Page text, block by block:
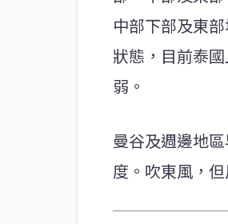
中部下部及東
狀態，目前泰
弱。
曼谷及週邊地
度。吹東風，